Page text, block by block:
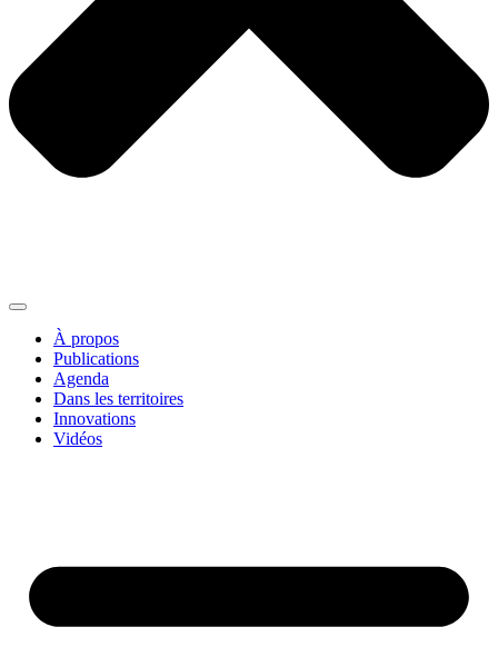
À propos
Publications
Agenda
Dans les territoires
Innovations
Vidéos